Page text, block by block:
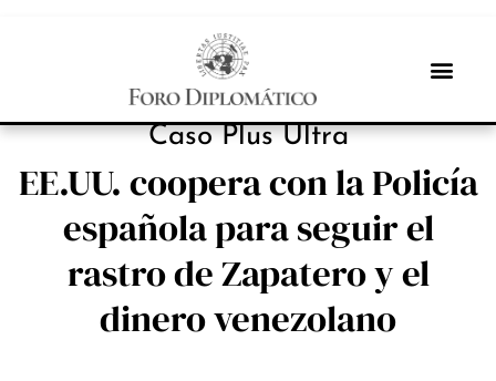
NOTICIAS
Caso Plus Ultra
EE.UU. coopera con la Policía
española para seguir el
rastro de Zapatero y el
dinero venezolano